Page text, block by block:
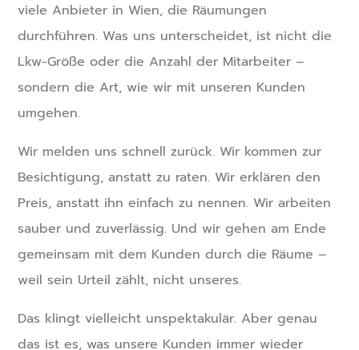
viele Anbieter in Wien, die Räumungen
durchführen. Was uns unterscheidet, ist nicht die
Lkw-Größe oder die Anzahl der Mitarbeiter –
sondern die Art, wie wir mit unseren Kunden
umgehen.
Wir melden uns schnell zurück. Wir kommen zur
Besichtigung, anstatt zu raten. Wir erklären den
Preis, anstatt ihn einfach zu nennen. Wir arbeiten
sauber und zuverlässig. Und wir gehen am Ende
gemeinsam mit dem Kunden durch die Räume –
weil sein Urteil zählt, nicht unseres.
Das klingt vielleicht unspektakulär. Aber genau
das ist es, was unsere Kunden immer wieder